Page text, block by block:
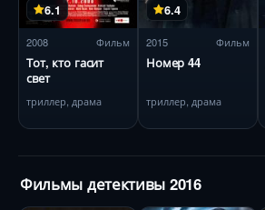
6.1
2008 Фильм
Тот, кто гасит
свет
триллер, драма
6.4
2015 Фильм
Номер 44
триллер, драма
Фильмы детективы 2016